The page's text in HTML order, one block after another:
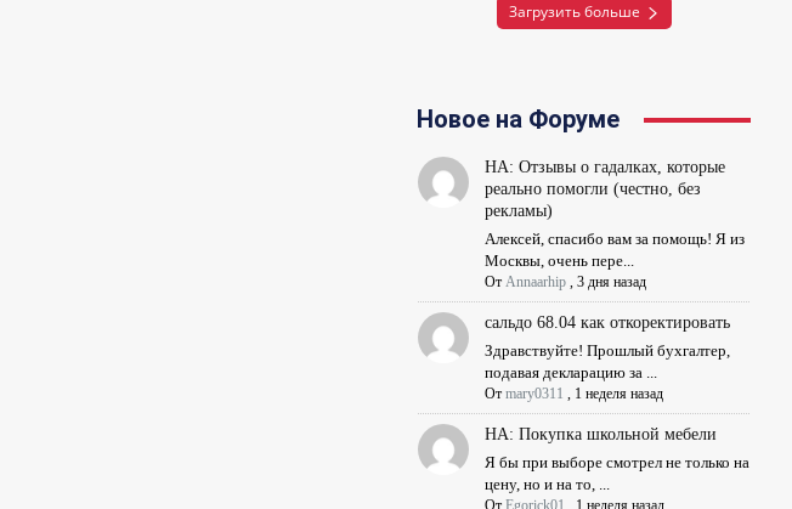
Загрузить больше
Новое на Форуме
НА: Отзывы о гадалках, которые
реально помогли (честно, без
рекламы)
Алексей, спасибо вам за помощь! Я из
Москвы, очень пере...
От Annaarhip, 3 дня назад
сальдо 68.04 как откоректировать
Здравствуйте! Прошлый бухгалтер,
подавая декларацию за ...
От mary0311 , 1 неделя назад
НА: Покупка школьной мебели
Я бы при выборе смотрел не только на
цену, но и на то, ...